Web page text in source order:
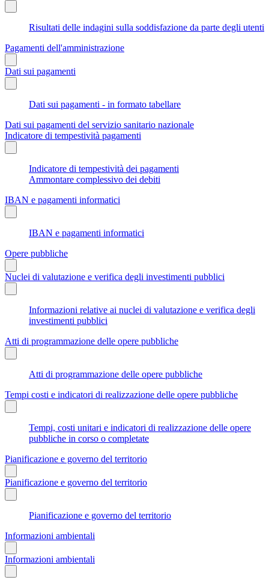
Risultati delle indagini sulla soddisfazione da parte degli utenti
Pagamenti dell'amministrazione
Dati sui pagamenti
Dati sui pagamenti - in formato tabellare
Dati sui pagamenti del servizio sanitario nazionale
Indicatore di tempestività pagamenti
Indicatore di tempestività dei pagamenti
Ammontare complessivo dei debiti
IBAN e pagamenti informatici
IBAN e pagamenti informatici
Opere pubbliche
Nuclei di valutazione e verifica degli investimenti pubblici
Informazioni relative ai nuclei di valutazione e verifica degli
investimenti pubblici
Atti di programmazione delle opere pubbliche
Atti di programmazione delle opere pubbliche
Tempi costi e indicatori di realizzazione delle opere pubbliche
Tempi, costi unitari e indicatori di realizzazione delle opere
pubbliche in corso o completate
Pianificazione e governo del territorio
Pianificazione e governo del territorio
Pianificazione e governo del territorio
Informazioni ambientali
Informazioni ambientali